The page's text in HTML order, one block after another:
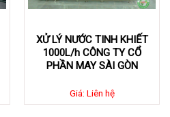
XỬ LÝ NƯỚC TINH KHIẾT
1000L/h CÔNG TY CỔ
PHẦN MAY SÀI GÒN
Giá: Liên hệ